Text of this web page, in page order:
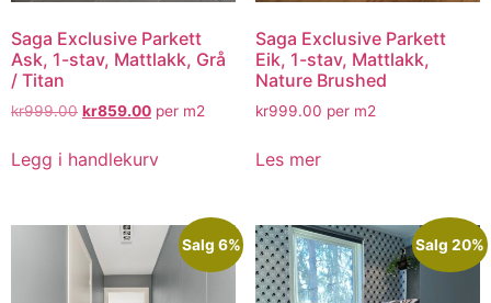
Saga Exclusive Parkett
Ask, 1-stav, Mattlakk, Grå
/ Titan
kr999.00 kr859.00 per m2
Legg i handlekurv
Saga Exclusive Parkett
Eik, 1-stav, Mattlakk,
Nature Brushed
kr999.00 per m2
Les mer
Salg 6% Salg 20%